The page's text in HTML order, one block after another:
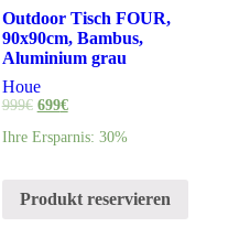
Outdoor Tisch FOUR,
90x90cm, Bambus,
Aluminium grau
Houe
999€ 699€
Ihre Ersparnis: 30%
Produkt reservieren